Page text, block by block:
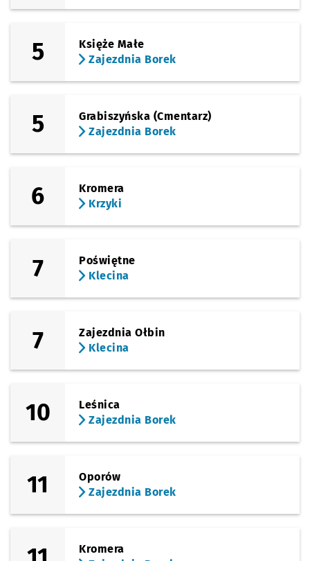
5
Księże Małe
Zajezdnia Borek
5
Grabiszyńska (Cmentarz)
Zajezdnia Borek
6
Kromera
Krzyki
7
Poświętne
Klecina
7
Zajezdnia Ołbin
Klecina
10
Leśnica
Zajezdnia Borek
11
Oporów
Zajezdnia Borek
Kromera